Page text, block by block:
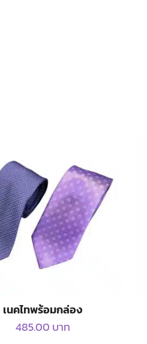
เนคไทพร้อมกล่อง
485.00 บาท